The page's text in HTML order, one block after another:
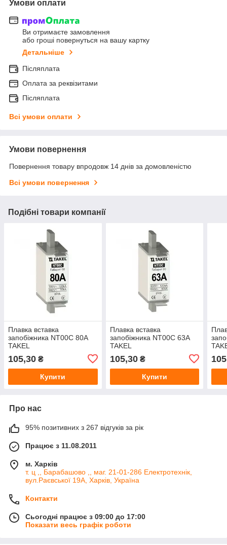
Умови оплати
Ви отримаєте замовлення
або гроші повернуться на вашу картку
Детальніше
Післяплата
Оплата за реквізитами
Післяплата
Всі умови оплати
Умови повернення
Повернення товару впродовж 14 днів за домовленістю
Всі умови повернення
Подібні товари компанії
Плавка вставка
запобіжника NT00С 80А
TAKEL
105,30 ₴
Купити
Плавка вставка
запобіжника NT00С 63А
TAKEL
105,30₴
Купити
Про нас
95% позитивних з 267 відгуків за рік
Працює з 11.08.2011
м. Харків
т. ц ,, Барабашово ,, маг. 21-01-286 Електротехнік,
вул.Раєвської 19А, Харків, Україна
Контакти
Сьогодні працює з 09:00 до 17:00
Показати весь графік роботи